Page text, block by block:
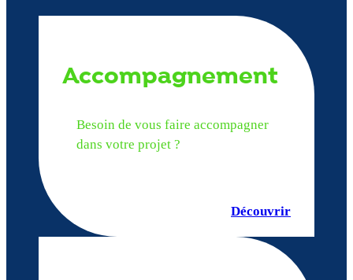
Accompagnement
Besoin de vous faire accompagner
dans votre projet ?
Découvrir